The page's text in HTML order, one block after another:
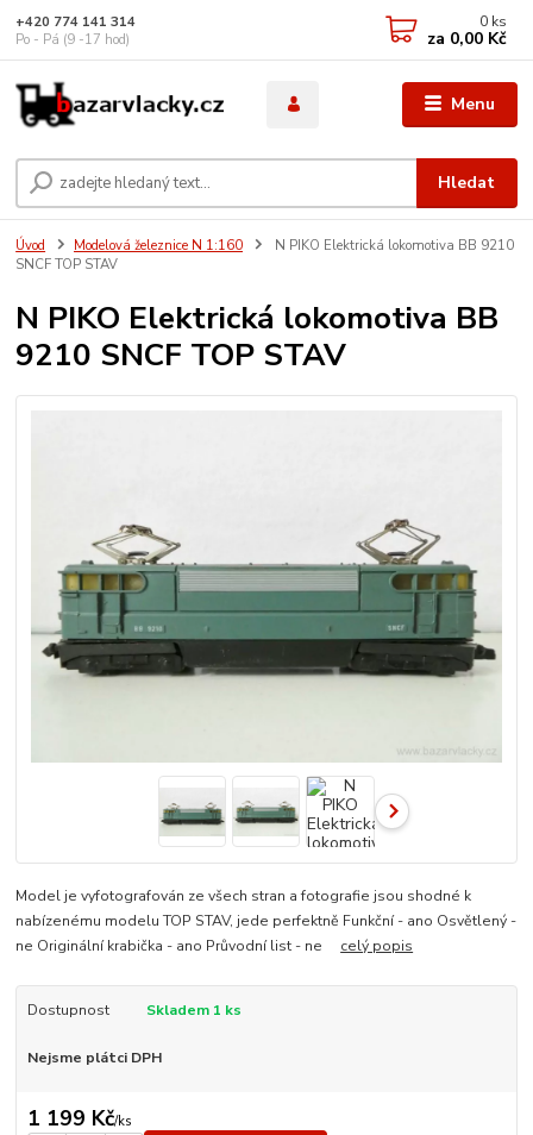
Menu
Hledat
+420 774 141 314
Po - Pá (9 -17 hod)
0 ks
za 0,00 Kč
Úvod Modelová železnice N 1:160
N PIKO Elektrická lokomotiva BB 9210
SNCF TOP STAV
N PIKO Elektrická lokomotiva BB
9210 SNCF TOP STAV
Model je vyfotografován ze všech stran a fotografie jsou shodné k
nabízenému modelu TOP STAV, jede perfektně Funkční - ano Osvětlený -
ne Originální krabička - ano Průvodní list - ne celý popis
Dostupnost Skladem 1 ks
Nejsme plátci DPH
1 199 Kč/ks